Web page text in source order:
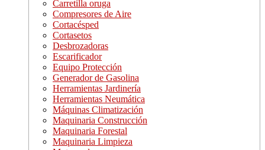
Carretilla oruga
Compresores de Aire
Cortacésped
Cortasetos
Desbrozadoras
Escarificador
Equipo Protección
Generador de Gasolina
Herramientas Jardinería
Herramientas Neumática
Máquinas Climatización
Maquinaria Construcción
Maquinaria Forestal
Maquinaria Limpieza